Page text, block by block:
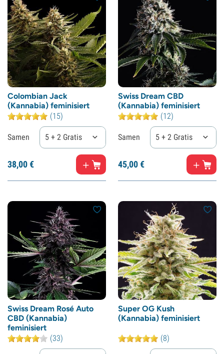
Colombian Jack
(Kannabia) feminisiert
(15)
Samen 5 + 2 Gratis
38,00€
Swiss Dream CBD
(Kannabia) feminisiert
(12)
Samen 5 + 2 Gratis
45,00€
Swiss Dream Rosé Auto
CBD (Kannabia)
feminisiert
(33)
Super OG Kush
(Kannabia) feminisiert
(8)